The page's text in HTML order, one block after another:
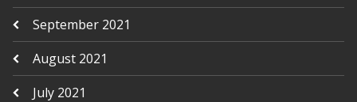
September 2021
August 2021
July 2021